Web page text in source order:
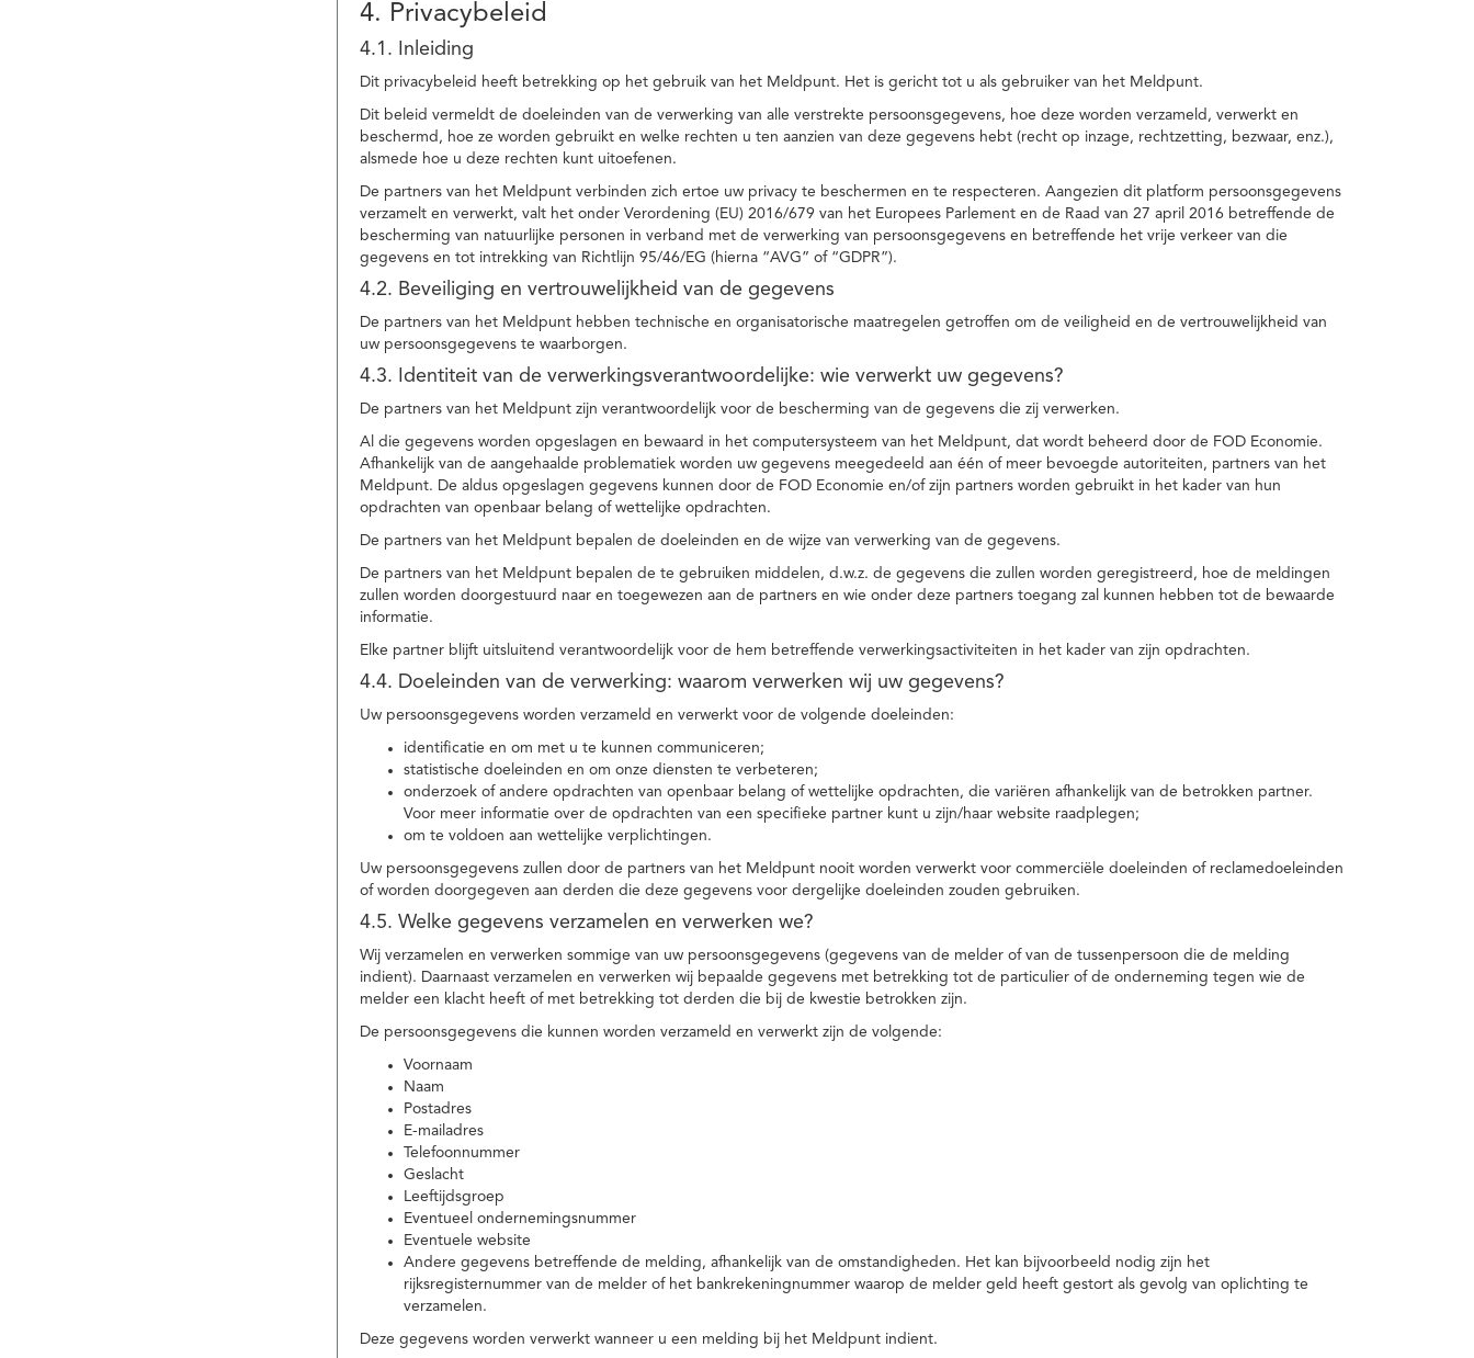
4. Privacybeleid
4.1. Inleiding
Dit privacybeleid heeft betrekking op het gebruik van het Meldpunt. Het is gericht tot u als gebruiker van het Meldpunt.
Dit beleid vermeldt de doeleinden van de verwerking van alle verstrekte persoonsgegevens, hoe deze worden verzameld, verwerkt en
beschermd, hoe ze worden gebruikt en welke rechten u ten aanzien van deze gegevens hebt (recht op inzage, rechtzetting, bezwaar, enz.),
alsmede hoe u deze rechten kunt uitoefenen.
De partners van het Meldpunt verbinden zich ertoe uw privacy te beschermen en te respecteren. Aangezien dit platform persoonsgegevens
verzamelt en verwerkt, valt het onder Verordening (EU) 2016/679 van het Europees Parlement en de Raad van 27 april 2016 betreffende de
bescherming van natuurlijke personen in verband met de verwerking van persoonsgegevens en betreffende het vrije verkeer van die
gegevens en tot intrekking van Richtlijn 95/46/EG (hierna “AVG” of “GDPR”).
4.2. Beveiliging en vertrouwelijkheid van de gegevens
De partners van het Meldpunt hebben technische en organisatorische maatregelen getroffen om de veiligheid en de vertrouwelijkheid van
uw persoonsgegevens te waarborgen.
4.3. Identiteit van de verwerkingsverantwoordelijke: wie verwerkt uw gegevens?
De partners van het Meldpunt zijn verantwoordelijk voor de bescherming van de gegevens die zij verwerken.
Al die gegevens worden opgeslagen en bewaard in het computersysteem van het Meldpunt, dat wordt beheerd door de FOD Economie.
Afhankelijk van de aangehaalde problematiek worden uw gegevens meegedeeld aan één of meer bevoegde autoriteiten, partners van het
Meldpunt. De aldus opgeslagen gegevens kunnen door de FOD Economie en/of zijn partners worden gebruikt in het kader van hun
opdrachten van openbaar belang of wettelijke opdrachten.
De partners van het Meldpunt bepalen de doeleinden en de wijze van verwerking van de gegevens.
De partners van het Meldpunt bepalen de te gebruiken middelen, d.w.z. de gegevens die zullen worden geregistreerd, hoe de meldingen
zullen worden doorgestuurd naar en toegewezen aan de partners en wie onder deze partners toegang zal kunnen hebben tot de bewaarde
informatie.
Elke partner blijft uitsluitend verantwoordelijk voor de hem betreffende verwerkingsactiviteiten in het kader van zijn opdrachten.
4.4. Doeleinden van de verwerking: waarom verwerken wij uw gegevens?
Uw persoonsgegevens worden verzameld en verwerkt voor de volgende doeleinden:
identificatie en om met u te kunnen communiceren;
statistische doeleinden en om onze diensten te verbeteren;
onderzoek of andere opdrachten van openbaar belang of wettelijke opdrachten, die variëren afhankelijk van de betrokken partner.
Voor meer informatie over de opdrachten van een specifieke partner kunt u zijn/haar website raadplegen;
om te voldoen aan wettelijke verplichtingen.
Uw persoonsgegevens zullen door de partners van het Meldpunt nooit worden verwerkt voor commerciële doeleinden of reclamedoeleinden
of worden doorgegeven aan derden die deze gegevens voor dergelijke doeleinden zouden gebruiken.
4.5. Welke gegevens verzamelen en verwerken we?
Wij verzamelen en verwerken sommige van uw persoonsgegevens (gegevens van de melder of van de tussenpersoon die de melding
indient). Daarnaast verzamelen en verwerken wij bepaalde gegevens met betrekking tot de particulier of de onderneming tegen wie de
melder een klacht heeft of met betrekking tot derden die bij de kwestie betrokken zijn.
De persoonsgegevens die kunnen worden verzameld en verwerkt zijn de volgende:
Voornaam
Naam
Postadres
E-mailadres
Telefoonnummer
Geslacht
Leeftijdsgroep
Eventueel ondernemingsnummer
Eventuele website
Andere gegevens betreffende de melding, afhankelijk van de omstandigheden. Het kan bijvoorbeeld nodig zijn het
rijksregisternummer van de melder of het bankrekeningnummer waarop de melder geld heeft gestort als gevolg van oplichting te
verzamelen.
Deze gegevens worden verwerkt wanneer u een melding bij het Meldpunt indient.